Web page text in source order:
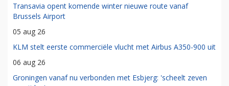
Transavia opent komende winter nieuwe route vanaf
Brussels Airport
05 aug 26
KLM stelt eerste commerciële vlucht met Airbus A350-900 uit
06 aug 26
Groningen vanaf nu verbonden met Esbjerg: 'scheelt zeven